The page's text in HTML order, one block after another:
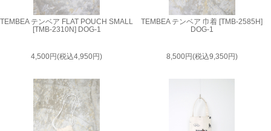
TEMBEA テンベア FLAT POUCH SMALL
[TMB-2310N] DOG-1
4,500円(税込4,950円)
TEMBEA テンベア 巾着 [TMB-2585H]
DOG-1
8,500円(税込9,350円)